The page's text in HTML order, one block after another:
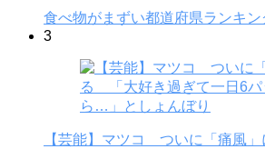
食べ物がまずい都道府県ランキン
3
【芸能】マツコ ついに「痛風